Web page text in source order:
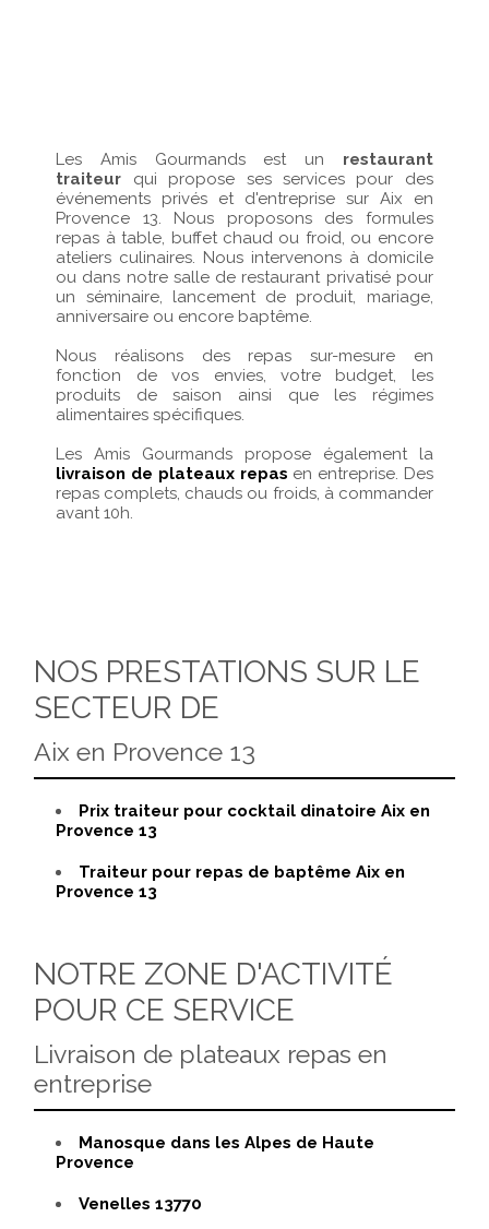
Les Amis Gourmands est un restaurant
traiteur qui propose ses services pour des
événements privés et d'entreprise sur Aix en
Provence 13. Nous proposons des formules
repas à table, buffet chaud ou froid, ou encore
ateliers culinaires. Nous intervenons à domicile
ou dans notre salle de restaurant privatisé pour
un séminaire, lancement de produit, mariage,
anniversaire ou encore baptême.
Nous réalisons des repas sur-mesure en
fonction de vos envies, votre budget, les
produits de saison ainsi que les régimes
alimentaires spécifiques.
Les Amis Gourmands propose également la
livraison de plateaux repas en entreprise. Des
repas complets, chauds ou froids, à commander
avant 10h.
NOS PRESTATIONS SUR LE
SECTEUR DE
Aix en Provence 13
Prix traiteur pour cocktail dinatoire Aix en
Provence 13
Traiteur pour repas de baptême Aix en
Provence 13
NOTRE ZONE D'ACTIVITÉ
POUR CE SERVICE
Livraison de plateaux repas en
entreprise
Manosque dans les Alpes de Haute
Provence
Venelles 13770